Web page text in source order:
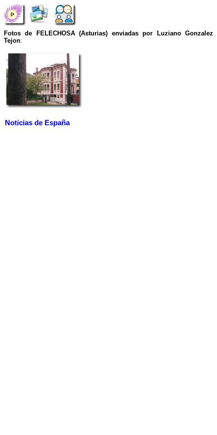
Fotos de FELECHOSA (Asturias) enviadas por Luziano Gonzalez
Tejon:
Noticias de España